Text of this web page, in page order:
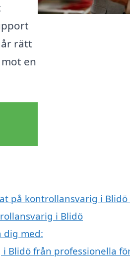
rätt
en
på kontrollansvarig i
i Blidö
dig med:
Blidö från professionella